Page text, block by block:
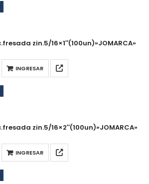
zin.5/16×1″(100un)»JOMARCA»
INGRESAR
zin.5/16×2″(100un)»JOMARCA»
INGRESAR